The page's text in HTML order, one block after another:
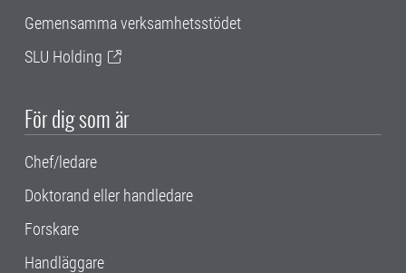
Gemensamma verksamhetsstödet
SLU Holding
För dig som är
Chef/ledare
Doktorand eller handledare
Forskare
Handläggare